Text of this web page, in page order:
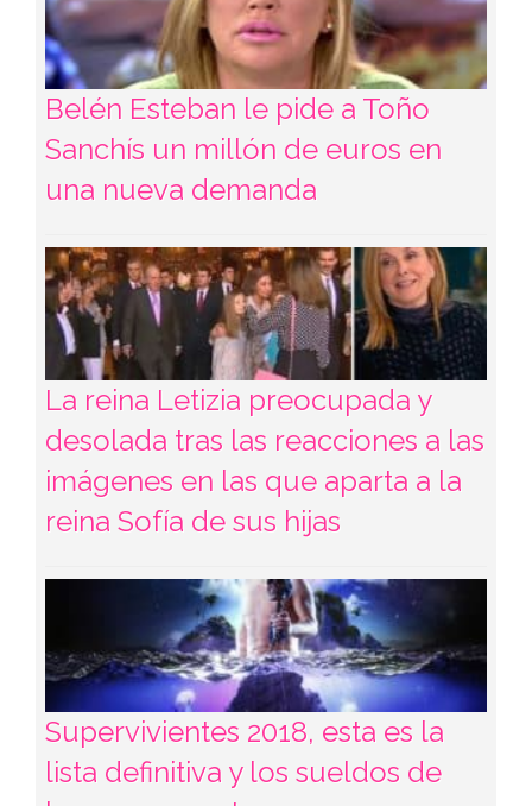
Belén Esteban le pide a Toño
Sanchís un millón de euros en
una nueva demanda
La reina Letizia preocupada y
desolada tras las reacciones a las
imágenes en las que aparta a la
reina Sofía de sus hijas
Supervivientes 2018, esta es la
lista definitiva y los sueldos de